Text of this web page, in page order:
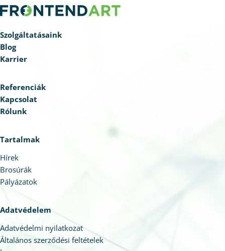
Assessment szolgáltatás a vezetői és technikai
stabilabb, átláthatóbb és hosszú távon
Szolgáltatásaink
Blog
Karrier
Referenciák
Kapcsolat
Rólunk
Tartalmak
Hírek
Brosúrák
Pályázatok
Adatvédelem
Adatvédelmi nyilatkozat
Általános szerződési feltételek